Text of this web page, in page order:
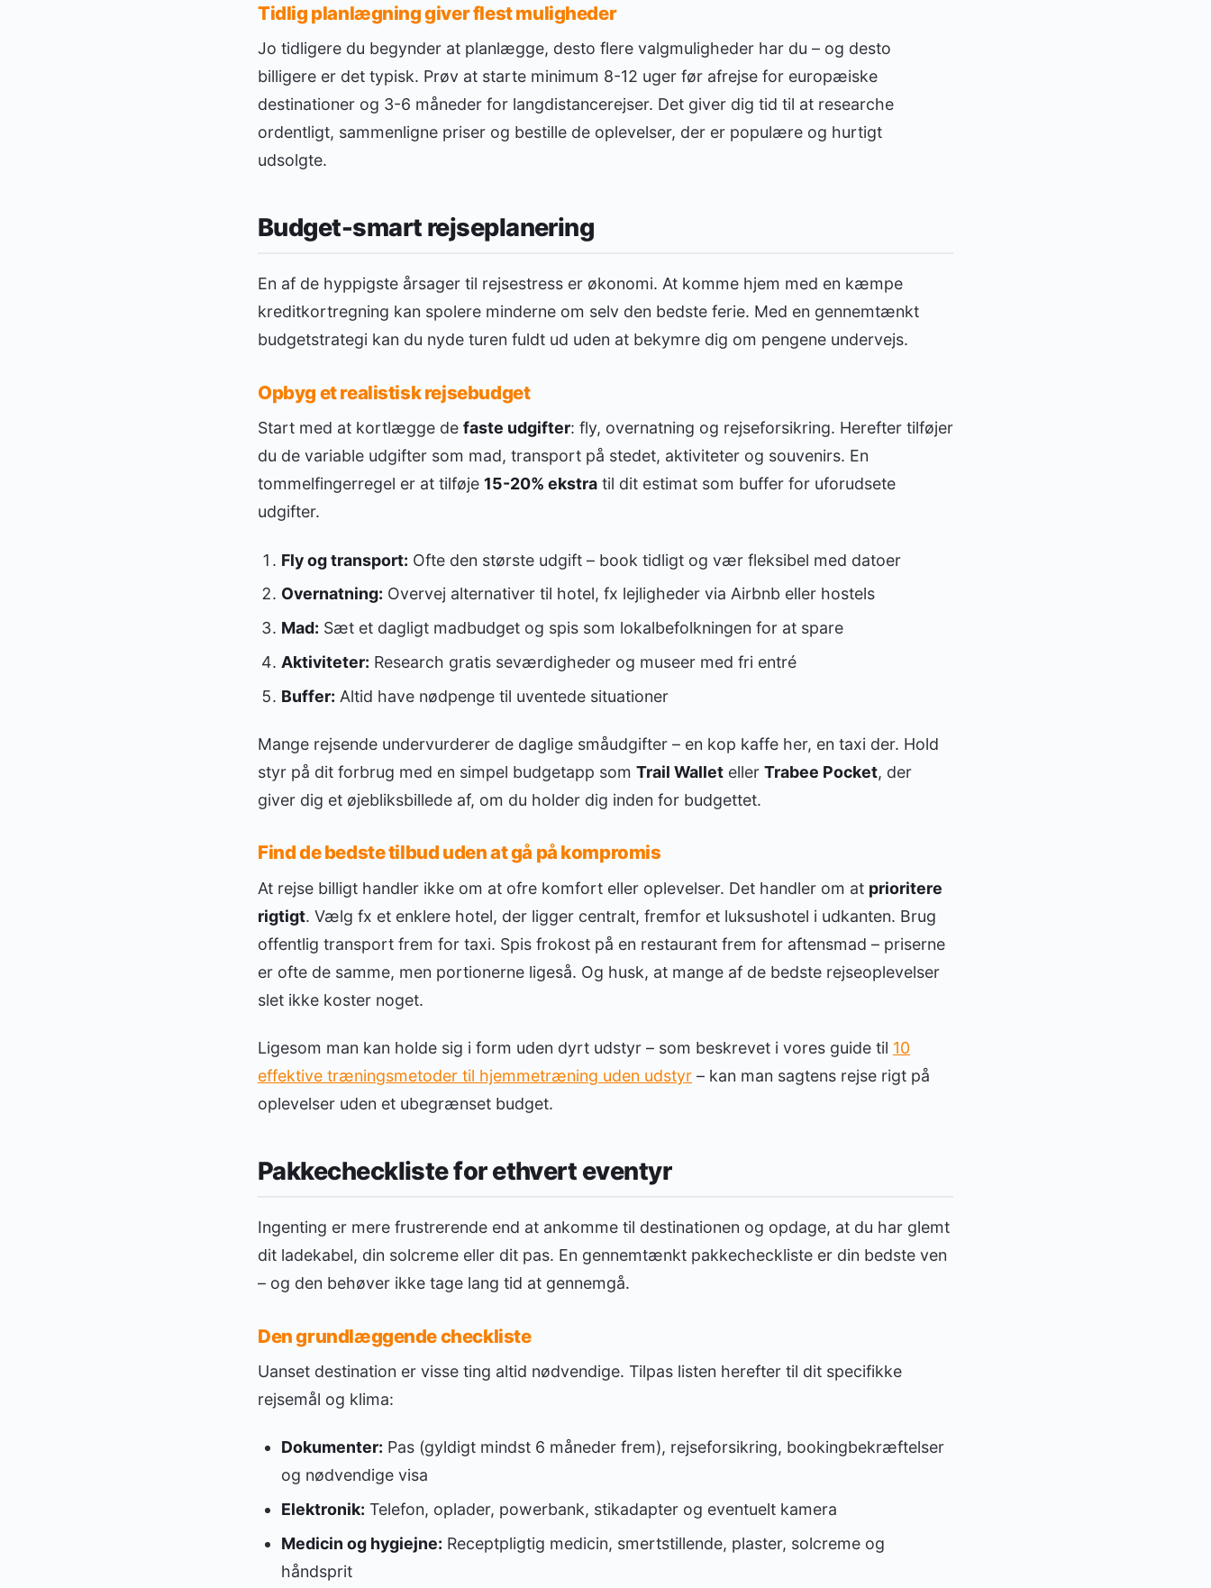
Tidlig planlægning giver flest muligheder
Jo tidligere du begynder at planlægge, desto flere valgmuligheder har du – og desto
billigere er det typisk. Prøv at starte minimum 8-12 uger før afrejse for europæiske
destinationer og 3-6 måneder for langdistancerejser. Det giver dig tid til at researche
ordentligt, sammenligne priser og bestille de oplevelser, der er populære og hurtigt
udsolgte.
Budget-smart rejseplanering
En af de hyppigste årsager til rejsestress er økonomi. At komme hjem med en kæmpe
kreditkortregning kan spolere minderne om selv den bedste ferie. Med en gennemtænkt
budgetstrategi kan du nyde turen fuldt ud uden at bekymre dig om pengene undervejs.
Opbyg et realistisk rejsebudget
Start med at kortlægge de faste udgifter: fly, overnatning og rejseforsikring. Herefter tilføjer
du de variable udgifter som mad, transport på stedet, aktiviteter og souvenirs. En
tommelfingerregel er at tilføje 15-20% ekstra til dit estimat som buffer for uforudsete
udgifter.
Fly og transport: Ofte den største udgift – book tidligt og vær fleksibel med datoer
Overnatning: Overvej alternativer til hotel, fx lejligheder via Airbnb eller hostels
Mad: Sæt et dagligt madbudget og spis som lokalbefolkningen for at spare
Aktiviteter: Research gratis seværdigheder og museer med fri entré
Buffer: Altid have nødpenge til uventede situationer
Mange rejsende undervurderer de daglige småudgifter – en kop kaffe her, en taxi der. Hold
styr på dit forbrug med en simpel budgetapp som Trail Wallet eller Trabee Pocket, der
giver dig et øjebliksbillede af, om du holder dig inden for budgettet.
Find de bedste tilbud uden at gå på kompromis
At rejse billigt handler ikke om at ofre komfort eller oplevelser. Det handler om at prioritere
rigtigt. Vælg fx et enklere hotel, der ligger centralt, fremfor et luksushotel i udkanten. Brug
offentlig transport frem for taxi. Spis frokost på en restaurant frem for aftensmad – priserne
er ofte de samme, men portionerne ligeså. Og husk, at mange af de bedste rejseoplevelser
slet ikke koster noget.
Ligesom man kan holde sig i form uden dyrt udstyr – som beskrevet i vores guide til 10
effektive træningsmetoder til hjemmetræning uden udstyr – kan man sagtens rejse rigt på
oplevelser uden et ubegrænset budget.
Pakkecheckliste for ethvert eventyr
Ingenting er mere frustrerende end at ankomme til destinationen og opdage, at du har glemt
dit ladekabel, din solcreme eller dit pas. En gennemtænkt pakkecheckliste er din bedste ven
– og den behøver ikke tage lang tid at gennemgå.
Den grundlæggende checkliste
Uanset destination er visse ting altid nødvendige. Tilpas listen herefter til dit specifikke
rejsemål og klima:
Dokumenter: Pas (gyldigt mindst 6 måneder frem), rejseforsikring, bookingbekræftelser
og nødvendige visa
Elektronik: Telefon, oplader, powerbank, stikadapter og eventuelt kamera
Medicin og hygiejne: Receptpligtig medicin, smertstillende, plaster, solcreme og
håndsprit